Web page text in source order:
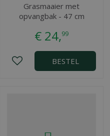
Grasmaaier met
opvangbak - 47 cm
€ 24,99
BESTEL